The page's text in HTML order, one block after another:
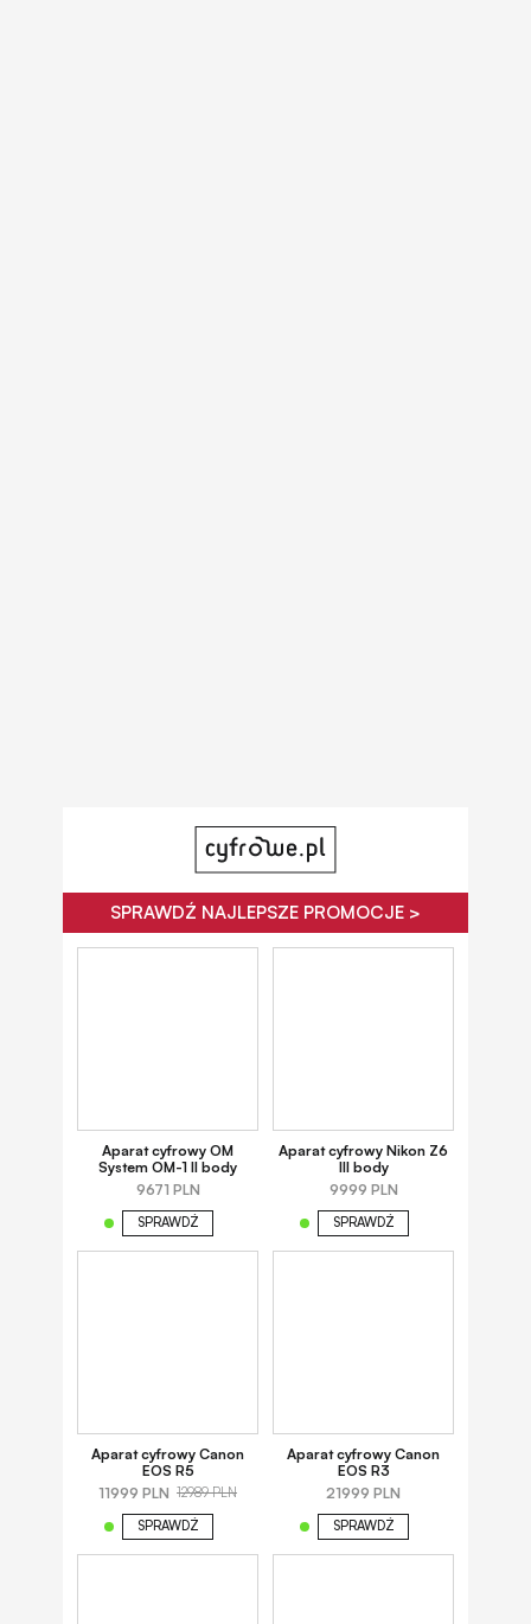
SPRAWDŹ NAJLEPSZE PROMOCJE >
Aparat cyfrowy OM
System OM-1 II body
9671 PLN
SPRAWDŹ
Aparat cyfrowy Nikon Z6
III body
9999 PLN
SPRAWDŹ
Aparat cyfrowy Canon
EOS R5
11999 PLN 12989 PLN
SPRAWDŹ
Aparat cyfrowy Canon
EOS R3
21999 PLN
SPRAWDŹ